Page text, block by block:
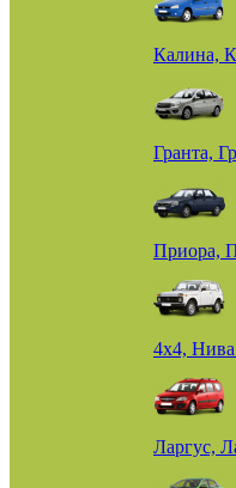
Калина,
Гранта,
Приора,
4х4,
Ларгус,